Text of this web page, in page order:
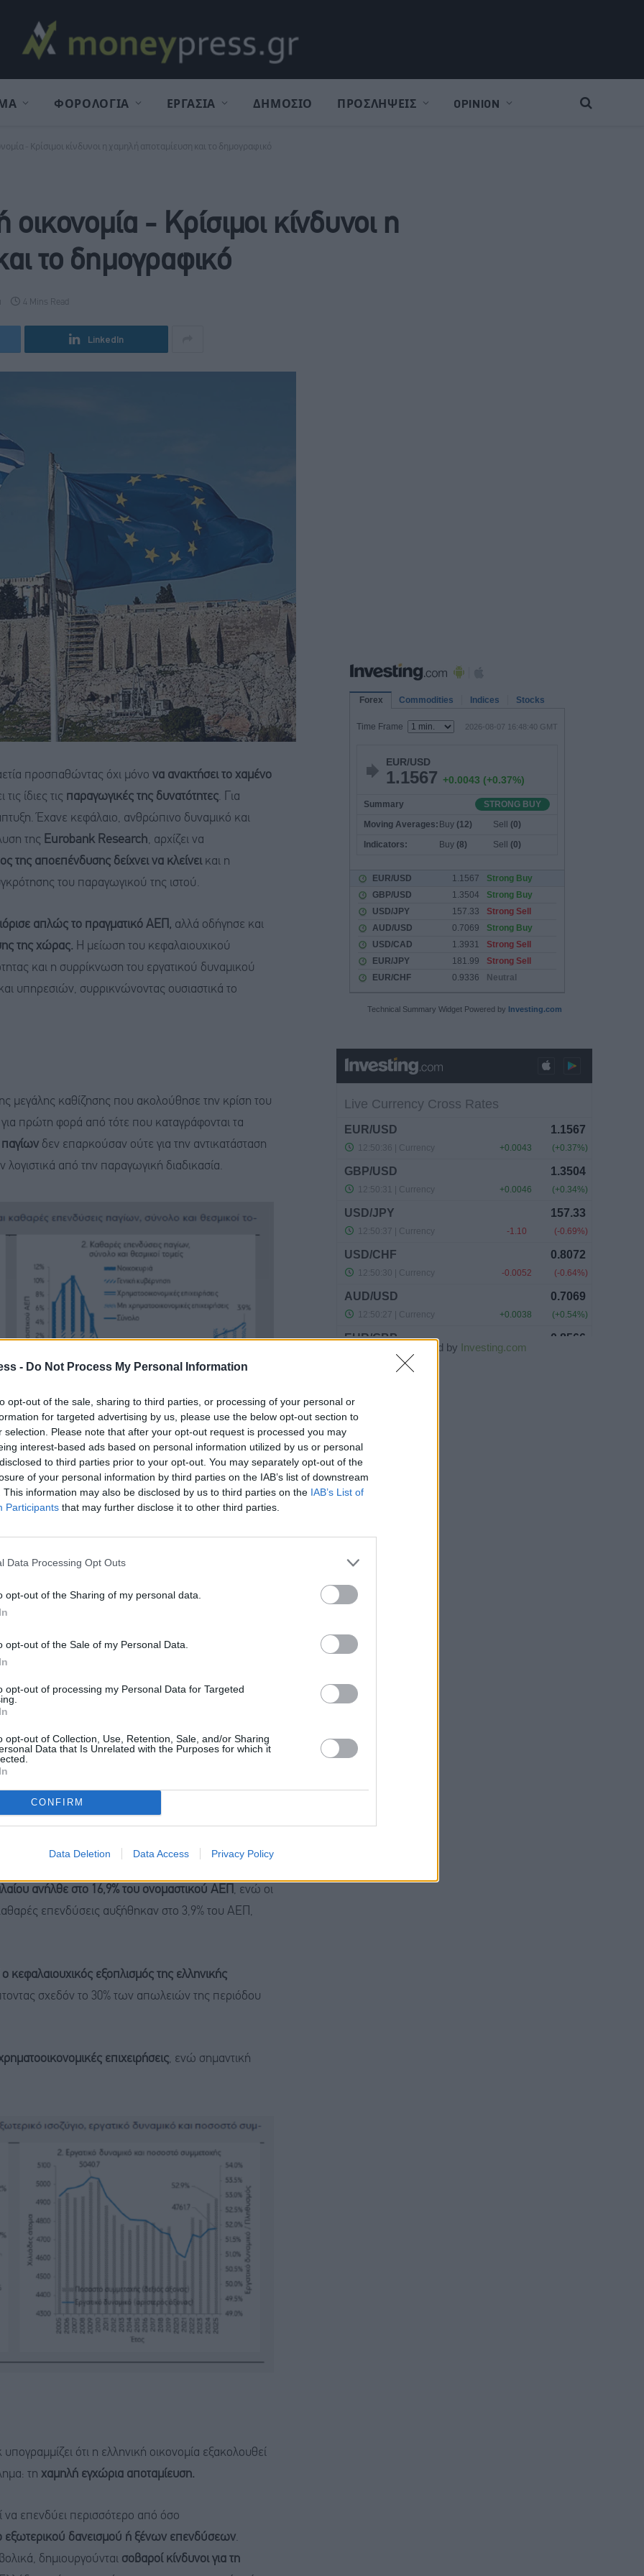
- Do Not Process My Personal Information
opt-out of the sale, sharing to third parties, or processing of your personal or
for targeted advertising by us, please use the below opt-out section to
selection. Please note that after your opt-out request is processed you may
interest-based ads based on personal information utilized by us or personal
to third parties prior to your opt-out. You may separately opt-out of the
of your personal information by third parties on the IAB’s list of downstream
This information may also be disclosed by us to third parties on the IAB’s List of
Participants that may further disclose it to other third parties.
Data Processing Opt Outs
opt-out of the Sharing of my personal data.
opt-out of the Sale of my Personal Data.
opt-out of processing my Personal Data for Targeted
opt-out of Collection, Use, Retention, Sale, and/or Sharing
Data that Is Unrelated with the Purposes for which it
CONFIRM
Data Deletion Data Access Privacy Policy
ΦΟΡΟΛΟΓΙΑ ΕΡΓΑΣΙΑ ΔΗΜΟΣΙΟ ΠΡΟΣΛΗΨΕΙΣ OPINION
- Κρίσιμοι κίνδυνοι η χαμηλή αποταμίευση και το δημογραφικό
- Κρίσιμοι κίνδυνοι η
το δημογραφικό
4 Mins Read
LinkedIn
προσπαθώντας όχι μόνο να ανακτήσει το χαμένο
ίδιες τις παραγωγικές της δυνατότητες. Για
Έχανε κεφάλαιο, ανθρώπινο δυναμικό και
της Eurobank Research, αρχίζει να
της αποεπένδυσης δείχνει να κλείνεικαι η
του παραγωγικού της ιστού.
απλώς το πραγματικό ΑΕΠ, αλλά οδήγησε και
της χώρας. Η μείωση του κεφαλαιουχικού
και η συρρίκνωση του εργατικού δυναμικού
υπηρεσιών, συρρικνώνοντας ουσιαστικά το
μεγάλης καθίζησης που ακολούθησε την κρίση του
πρώτη φορά από τότε που καταγράφονται τα
παγίων δεν επαρκούσαν ούτε για την αντικατάσταση
από την παραγωγική διαδικασία.
και σταδιακή συρρίκνωση του παραγωγικού
για 12 συνεχόμενα χρόνια, από το 2010 έως το
ύψους 88,7 δισ. ευρώ σε τρέχουσες τιμές.
από την πλευρά του κεφαλαίου. Η οικονομία
βάση, περιορίζοντας τις δυνατότητες
καθαρές επενδύσεις παγίωνεπέστρεψαν σε
αλλά ενισχύθηκε περαιτέρω έως το 2025.
στήριξη του Ταμείου Ανάκαμψης και Ανθεκτικότητας
θέσηςτης χώρας, η οποία
βαθμίδας.
ανήλθε στο 16,9% του ονομαστικού ΑΕΠ , ενώ οι
επενδύσεις αυξήθηκαν στο 3,9% του ΑΕΠ,
ο κεφαλαιουχικός εξοπλισμός της ελληνικής
σχεδόν το 30% των απωλειών της περιόδου
επιχειρήσεις, ενώ σημαντική
ότι η ελληνική οικονομία εξακολουθεί
τη χαμηλή εγχώρια αποταμίευση.
να επενδύει περισσότερο από όσο
δανεισμού ή ξένων επενδύσεων.
δημιουργούνται σοβαροί κίνδυνοι για τη
Technical Summary Widget Powered by Investing.com
Powered by Investing.com